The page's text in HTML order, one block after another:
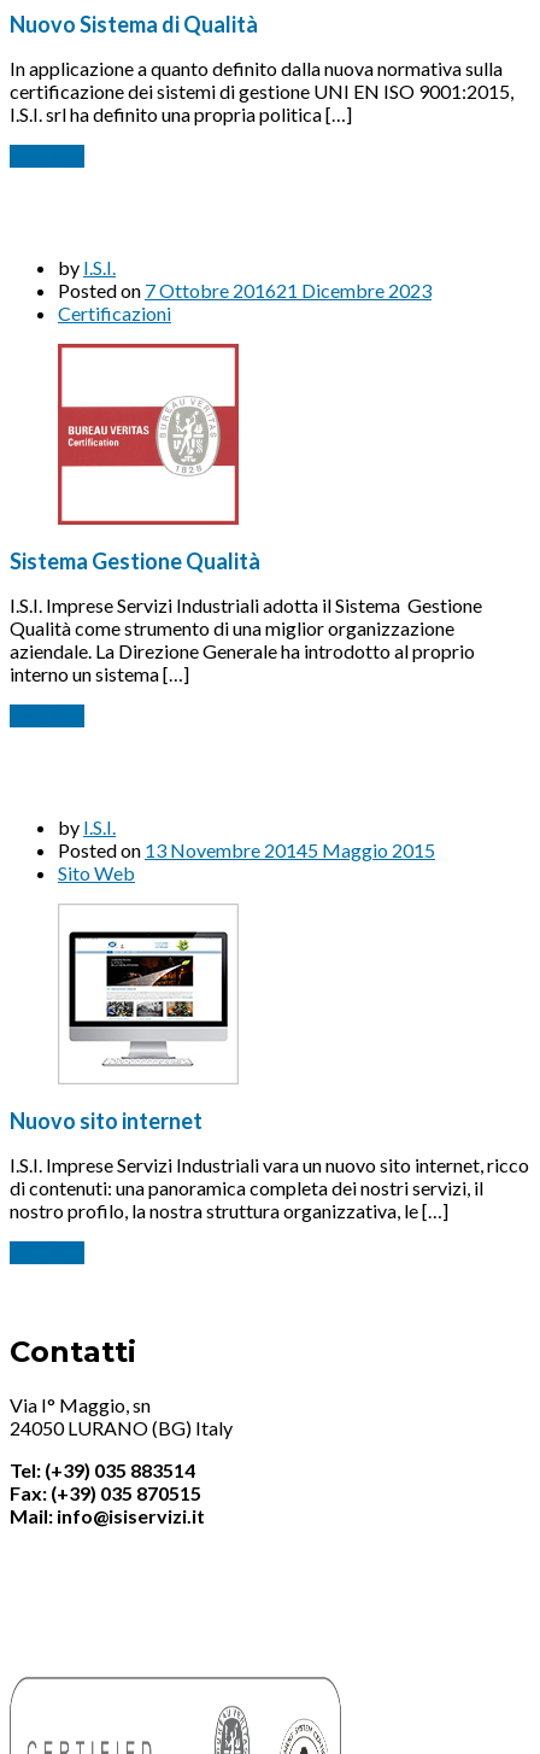
Nuovo Sistema di Qualità
In applicazione a quanto definito dalla nuova normativa sulla
certificazione dei sistemi di gestione UNI EN ISO 9001:2015,
I.S.I. srl ha definito una propria politica […]
by I.S.I.
Posted on 7 Ottobre 201621 Dicembre 2023
Certificazioni
Sistema Gestione Qualità
I.S.I. Imprese Servizi Industriali adotta il Sistema Gestione
Qualità come strumento di una miglior organizzazione
aziendale. La Direzione Generale ha introdotto al proprio
interno un sistema […]
by I.S.I.
Posted on 13 Novembre 20145 Maggio 2015
Sito Web
Nuovo sito internet
I.S.I. Imprese Servizi Industriali vara un nuovo sito internet, ricco
di contenuti: una panoramica completa dei nostri servizi, il
nostro profilo, la nostra struttura organizzativa, le […]
Contatti
Via I° Maggio, sn
24050 LURANO (BG) Italy
Tel: (+39) 035 883514
Fax: (+39) 035 870515
Mail: info@isiservizi.it